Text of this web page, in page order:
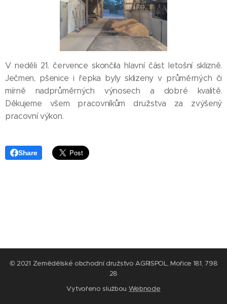
V neděli 21. července skončila hlavní část letošní sklizně.
Ječmen, pšenice i řepka byly sklizeny v průměrných či
mírně nadprůměrných výnosech a dobré kvalitě.
Děkujeme všem pracovníkům družstva za zvýšený
pracovní výkon.
Share
© 2021 Zemědělské obchodní družstvo AGRISPOL, Mořice 181, 798
28
Vytvořeno službou Webnode